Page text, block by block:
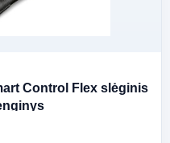
Control Flex slėginis